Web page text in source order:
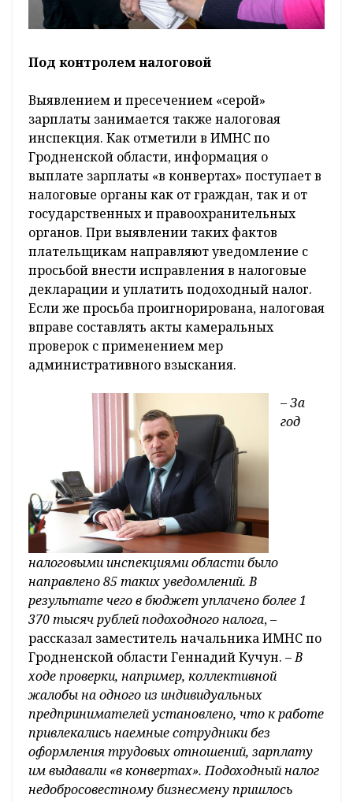
Под контролем налоговой
Выявлением и пресечением «серой»
зарплаты занимается также налоговая
инспекция. Как отметили в ИМНС по
Гродненской области, информация о
выплате зарплаты «в конвертах» поступает в
налоговые органы как от граждан, так и от
государственных и правоохранительных
органов. При выявлении таких фактов
плательщикам направляют уведомление с
просьбой внести исправления в налоговые
декларации и уплатить подоходный налог.
Если же просьба проигнорирована, налоговая
вправе составлять акты камеральных
проверок с применением мер
административного взыскания.
– За
год
налоговыми инспекциями области было
направлено 85 таких уведомлений. В
результате чего в бюджет уплачено более 1
370 тысяч рублей подоходного налога, –
рассказал заместитель начальника ИМНС по
Гродненской области Геннадий Кучун. – В
ходе проверки, например, коллективной
жалобы на одного из индивидуальных
предпринимателей установлено, что к работе
привлекались наемные сотрудники без
оформления трудовых отношений, зарплату
им выдавали «в конвертах». Подоходный налог
недобросовестному бизнесмену пришлось